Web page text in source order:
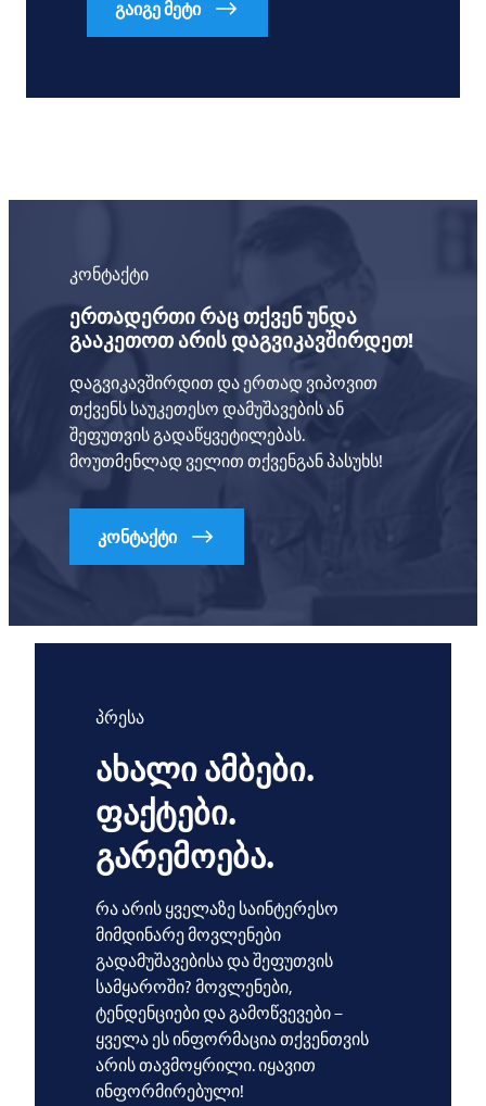
გაიგე მეტი
კონტაქტი
ერთადერთი რაც თქვენ უნდა
გააკეთოთ არის დაგვიკავშირდეთ!
დაგვიკავშირდით და ერთად ვიპოვით
თქვენს საუკეთესო დამუშავების ან
შეფუთვის გადაწყვეტილებას.
მოუთმენლად ველით თქვენგან პასუხს!
კონტაქტი
პრესა
ახალი ამბები.
ფაქტები.
გარემოება.
რა არის ყველაზე საინტერესო
მიმდინარე მოვლენები
გადამუშავებისა და შეფუთვის
სამყაროში? მოვლენები,
ტენდენციები და გამოწვევები –
ყველა ეს ინფორმაცია თქვენთვის
არის თავმოყრილი. იყავით
ინფორმირებული!